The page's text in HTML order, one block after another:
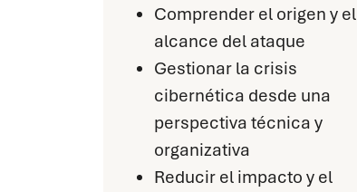
Comprender el origen y el
alcance del ataque
Gestionar la crisis
cibernética desde una
perspectiva técnica y
organizativa
Reducir el impacto y el